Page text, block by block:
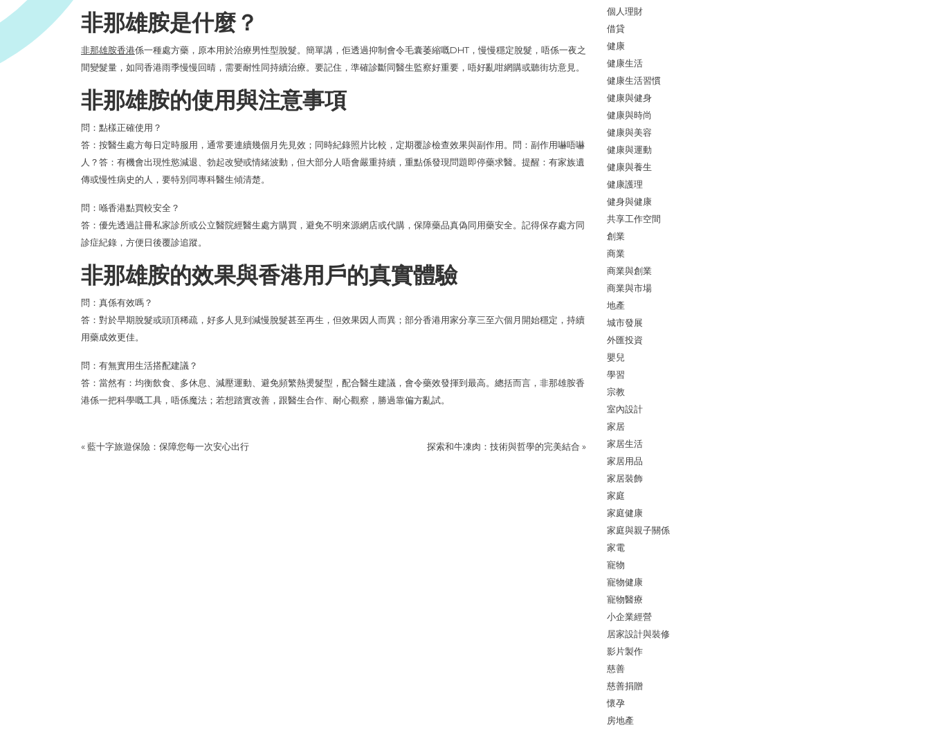
非那雄胺是什麼？
非那雄胺香港係一種處方藥，原本用於治療男性型脫髮。簡單講，佢透過抑制會令毛囊萎縮嘅DHT，慢慢穩定脫髮，唔係一夜之
間變髮量，如同香港雨季慢慢回晴，需要耐性同持續治療。要記住，準確診斷同醫生監察好重要，唔好亂咁網購或聽街坊意見。
非那雄胺的使用與注意事項
問：點樣正確使用？
答：按醫生處方每日定時服用，通常要連續幾個月先見效；同時紀錄照片比較，定期覆診檢查效果與副作用。問：副作用嚇唔嚇
人？答：有機會出現性慾減退、勃起改變或情緒波動，但大部分人唔會嚴重持續，重點係發現問題即停藥求醫。提醒：有家族遺
傳或慢性病史的人，要特別同專科醫生傾清楚。
問：喺香港點買較安全？
答：優先透過註冊私家診所或公立醫院經醫生處方購買，避免不明來源網店或代購，保障藥品真偽同用藥安全。記得保存處方同
診症紀錄，方便日後覆診追蹤。
非那雄胺的效果與香港用戶的真實體驗
問：真係有效嗎？
答：對於早期脫髮或頭頂稀疏，好多人見到減慢脫髮甚至再生，但效果因人而異；部分香港用家分享三至六個月開始穩定，持續
用藥成效更佳。
問：有無實用生活搭配建議？
答：當然有：均衡飲食、多休息、減壓運動、避免頻繁熱燙髮型，配合醫生建議，會令藥效發揮到最高。總括而言，非那雄胺香
港係一把科學嘅工具，唔係魔法；若想踏實改善，跟醫生合作、耐心觀察，勝過靠偏方亂試。
« 藍十字旅遊保險：保障您每一次安心出行 探索和牛凍肉：技術與哲學的完美結合 »
個人理財
借貸
健康
健康生活
健康生活習慣
健康與健身
健康與時尚
健康與美容
健康與運動
健康與養生
健康護理
健身與健康
共享工作空間
創業
商業
商業與創業
商業與市場
地產
城市發展
外匯投資
嬰兒
學習
宗教
室內設計
家居
家居生活
家居用品
家居裝飾
家庭
家庭健康
家庭與親子關係
家電
寵物
寵物健康
寵物醫療
小企業經營
居家設計與裝修
影片製作
慈善
慈善捐贈
懷孕
房地產